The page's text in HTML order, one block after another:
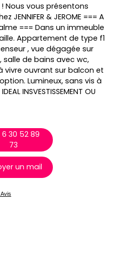
! Nous vous présentons
JENNIFER & JEROME === A
=== Dans un immeuble
Appartement de type f1
, vue dégagée sur
de bains avec wc,
vivre ouvrant sur balcon et
Lumineux, sans vis à
INSVESTISSEMENT OU
6 30 52 89
73
un mail